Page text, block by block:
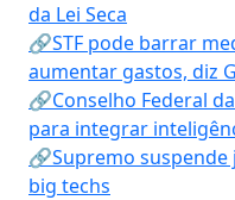
da Lei Seca
🔗STF pode barrar
aumentar gastos, diz
🔗Conselho Federal
para integrar
🔗Supremo
big techs